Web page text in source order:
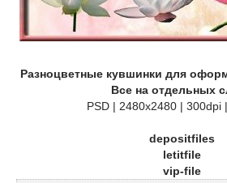
Разноцветные кувшинки для
Все на отдельных
PSD | 2480х2480 | 300dpi
depositfiles
letitfile
vip-file